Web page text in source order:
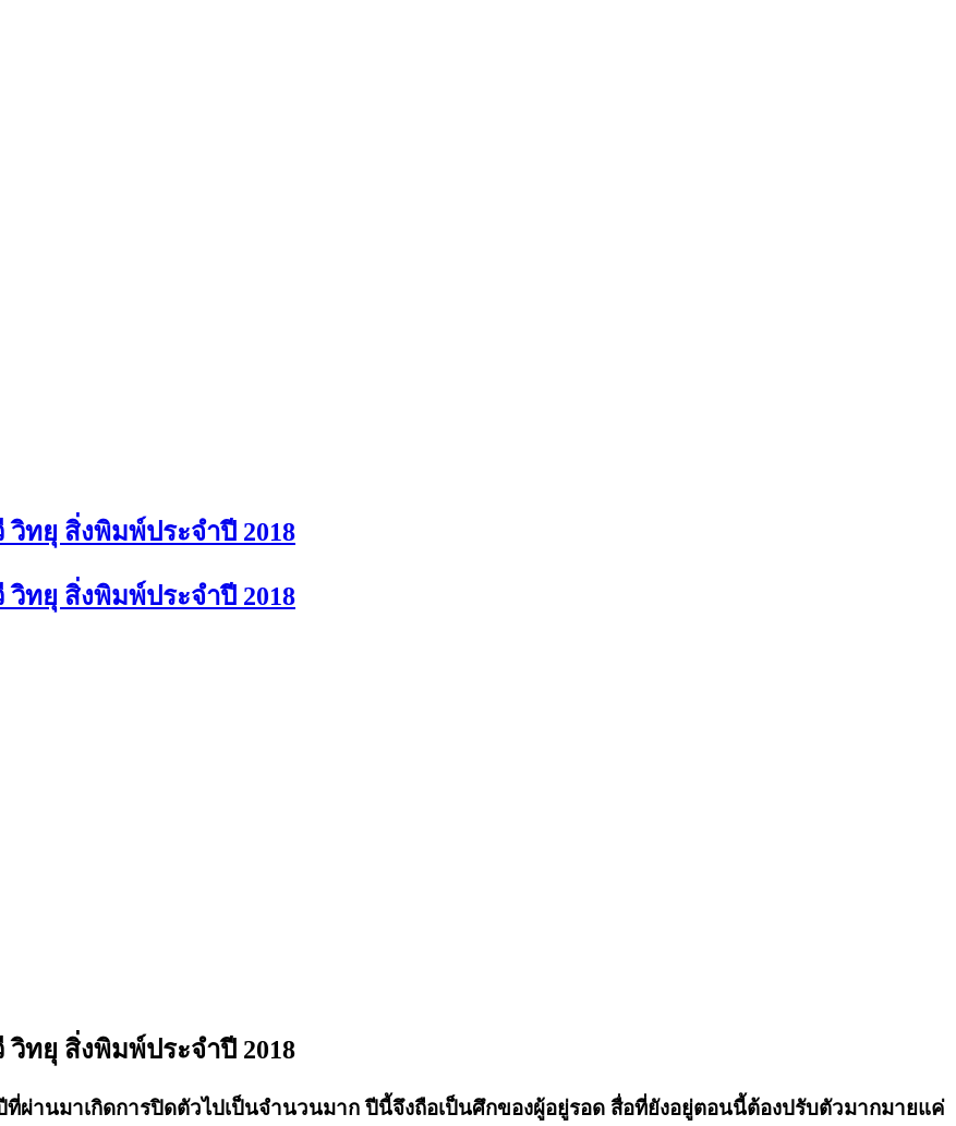
ทยุ สิ่งพิมพ์ประจำปี 2018
ทยุ สิ่งพิมพ์ประจำปี 2018
ทยุ สิ่งพิมพ์ประจำปี 2018
ที่ผ่านมาเกิดการปิดตัวไปเป็นจำนวนมาก ปีนี้จึงถือเป็นศึกของผู้อยู่รอด สื่อที่ยังอยู่ตอนนี้ต้องปรับตัวมากมายแค่